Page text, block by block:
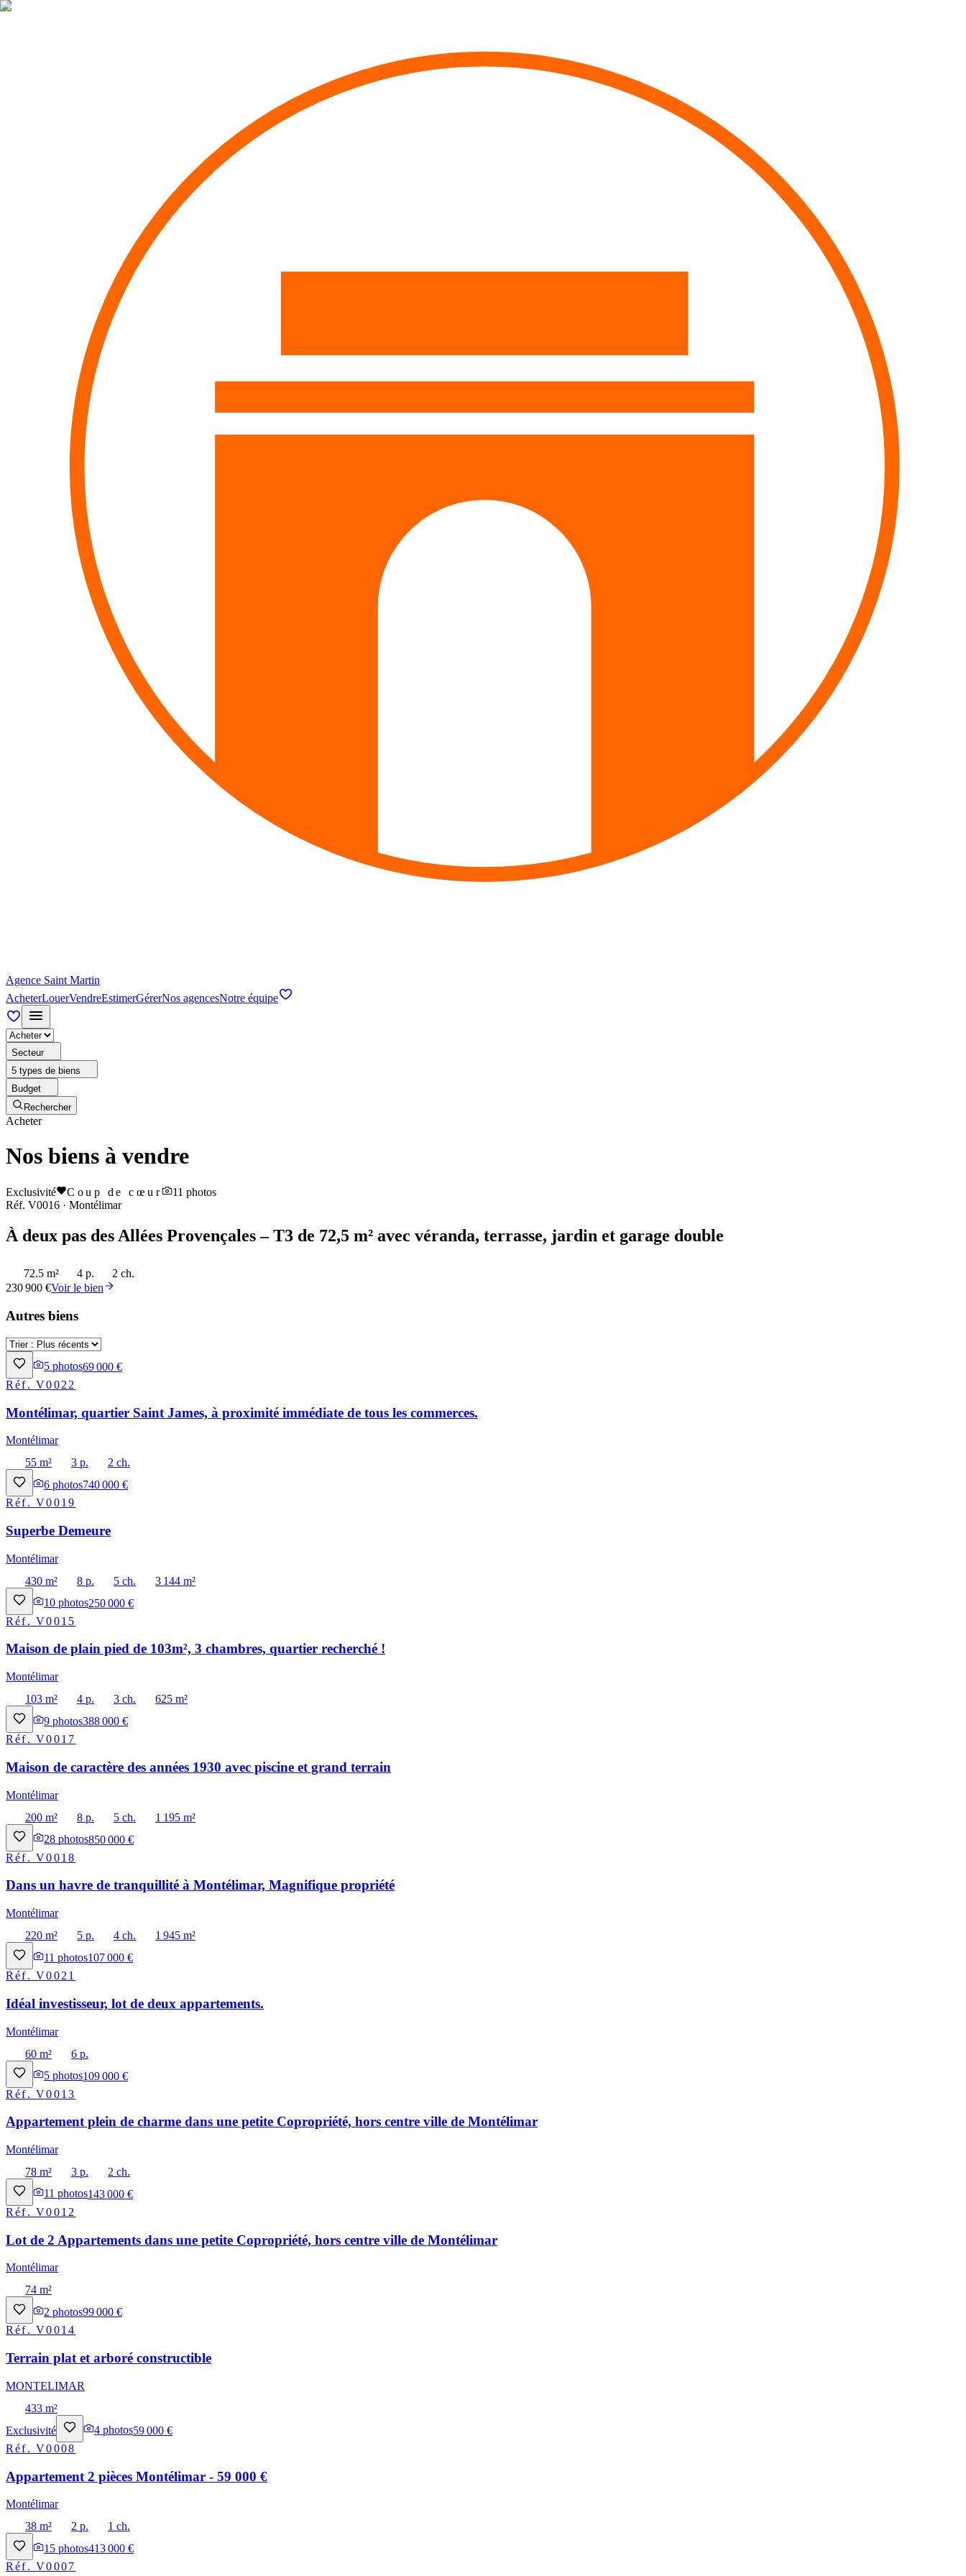
Agence Saint Martin
AcheterLouerVendreEstimerGérerNos agencesNotre équipe
Secteur
5 types de biens
Budget
Rechercher
Acheter
Nos biens à vendre
Exclusivité Coup de cœur 11 photos
Réf. V0016 · Montélimar
À deux pas des Allées Provençales – T3 de 72,5 m² avec véranda, terrasse, jardin et garage double
72.5 m² 4 p.
2 ch.
230 900 €Voir le bien
Autres biens
5 photos69 000 €
Réf.V0022
Montélimar, quartier Saint James, à proximité immédiate de tous les commerces.
Montélimar
55 m²
3 p.
2 ch.
6 photos740 000 €
Réf.V0019
Superbe Demeure
Montélimar
430 m²
8 p. 5 ch.
3 144 m²
10 photos250 000 €
Réf.V0015
Maison de plain pied de 103m², 3 chambres, quartier recherché !
Montélimar
103 m²
4 p. 3 ch.
625 m²
9 photos388 000 €
Réf.V0017
Maison de caractère des années 1930 avec piscine et grand terrain
Montélimar
200 m²
8 p. 5 ch.
1 195 m²
28 photos850 000 €
Réf.V0018
Dans un havre de tranquillité à Montélimar, Magnifique propriété
Montélimar
220 m²
5 p. 4 ch.
1 945 m²
11 photos107 000 €
Réf.V0021
Idéal investisseur, lot de deux appartements.
Montélimar
60 m²
6 p.
5 photos109 000 €
Réf.V0013
Appartement plein de charme dans une petite Copropriété, hors centre ville de Montélimar
Montélimar
78 m²
3 p.
2 ch.
11 photos143 000 €
Réf.V0012
Lot de 2 Appartements dans une petite Copropriété, hors centre ville de Montélimar
Montélimar
74 m²
2 photos99 000 €
Réf.V0014
Terrain plat et arboré constructible
MONTELIMAR
433 m²
Exclusivité
4 photos59 000 €
Réf.V0008
Appartement 2 pièces Montélimar - 59 000 €
Montélimar
38 m²
2 p.
1 ch.
15 photos413 000 €
Réf.V0007